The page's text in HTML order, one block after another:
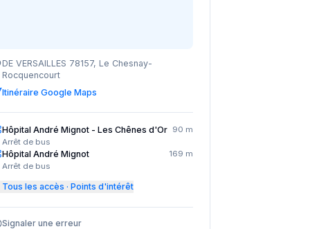
DE VERSAILLES 78157, Le Chesnay-
Rocquencourt
Itinéraire Google Maps
Hôpital André Mignot - Les Chênes d'Or
Arrêt de bus
90 m
Hôpital André Mignot
Arrêt de bus
169 m
Tous les accès · Points d'intérêt
Signaler une erreur